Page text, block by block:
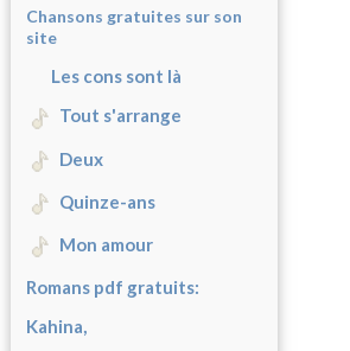
Chansons gratuites sur son
site
Les cons sont là
Tout s'arrange
Deux
Quinze-ans
Mon amour
Romans pdf gratuits:
Kahina,